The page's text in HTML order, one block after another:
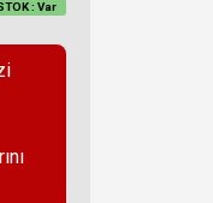
: Var